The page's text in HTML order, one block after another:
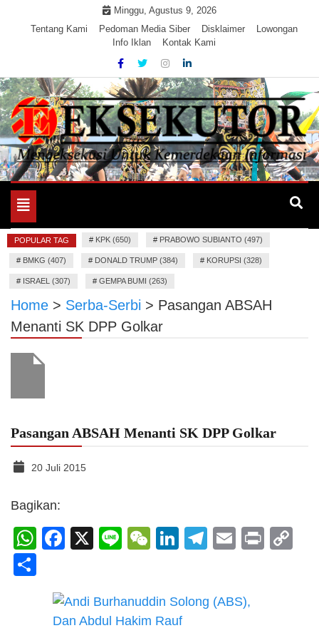
Minggu, Agustus 9, 2026
Tentang Kami
Pedoman Media Siber Disklaimer
Lowongan
Info Iklan
Kontak Kami
EKSEKUTOR
Mengeksekusi Berita Untuk Kemerdekaan dan Keadilan
Toggle
navigation
POPULAR TAG # KPK (650) # PRABOWO SUBIANTO (497)
# BMKG (407) # DONALD TRUMP (384) # KORUPSI (328)
# ISRAEL (307) # GEMPA BUMI (263)
Home > Serba-Serbi > Pasangan ABSAH
Menanti SK DPP Golkar
Pasangan ABSAH Menanti SK DPP Golkar
20 Juli 2015
Bagikan:
WhatsApp
Facebook
X LineWeChat
LinkedIn
Telegram
Email
Print